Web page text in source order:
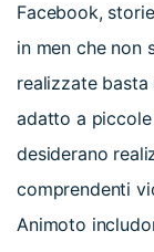
Facebook,
in men che non
realizzate
adatto a
desiderano
comprendenti
Animoto